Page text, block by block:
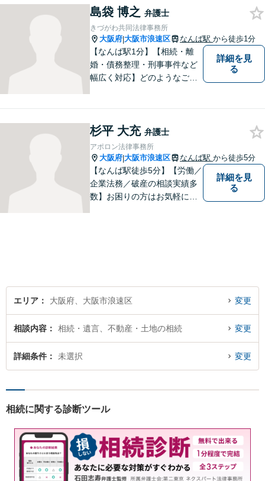
事故の被害に遭われた場合／
借金でお困りの方／相続トラ
ブルなどご相談ください【休
日相談可】
島袋 博之 弁護士
きづがわ共同法律事務所
大阪府|大阪市浪速区 なんば駅 から徒歩1分
【なんば駅1分】【相続・離
婚・債務整理・刑事事件など
幅広く対応】どのようなご相
けています。一緒に解決への
道筋を考えてまいります。
詳細を見
る
杉平 大充 弁護士
アポロン法律事務所
大阪府|大阪市浪速区 なんば駅 から徒歩5分
【なんば駅徒歩5分】【労働／
企業法務／破産の相談実績多
数】お困りの方はお気軽にご
詳細を見
る
エリア 大阪府、大阪市浪速区 変更
相談内容 相続・遺言、不動産・土地の相続 変更
詳細条件 未選択 変更
相続に関する診断ツール